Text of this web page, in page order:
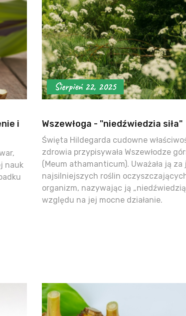
i
nauk
Sierpień 22, 2025
Wszewłoga - "niedźwiedzia siła"
Święta Hildegarda cudowne
zdrowia przypisywała Wszewłodze
(Meum athamanticum). Uważała ją za
najsilniejszych roślin
organizm, nazywając ją „niedźwiedzią
względu na jej mocne działanie.